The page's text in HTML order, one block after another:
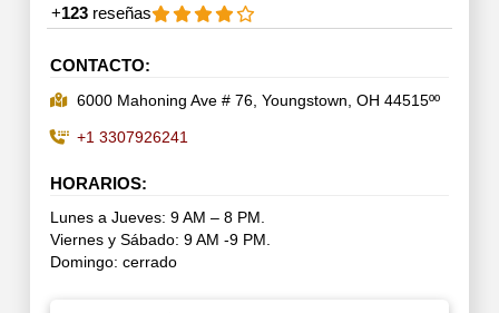
+123reseñas
CONTACTO:
6000 Mahoning Ave # 76, Youngstown, OH 44515ºº
+1 3307926241
HORARIOS:
Lunes a Jueves: 9 AM – 8 PM.
Viernes y Sábado: 9 AM -9 PM.
Domingo: cerrado